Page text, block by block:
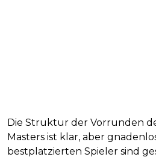
Die Struktur der Vorrunden
Masters ist klar, aber
bestplatzierten Spieler sind